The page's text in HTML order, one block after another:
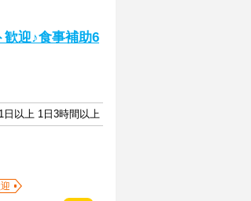
歓迎♪食事補助6
日以上 1日3時間以上